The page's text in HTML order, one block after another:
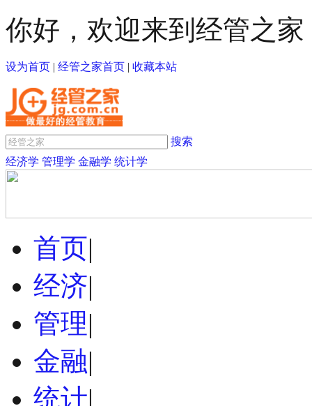
你好，欢迎来到经管之家
设为首页 | 经管之家首页 | 收藏本站
搜索
经济学 管理学 金融学 统计学
首页|
经济|
管理|
金融|
统计|